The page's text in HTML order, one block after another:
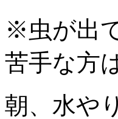
※虫が出
苦手な方
朝、水や